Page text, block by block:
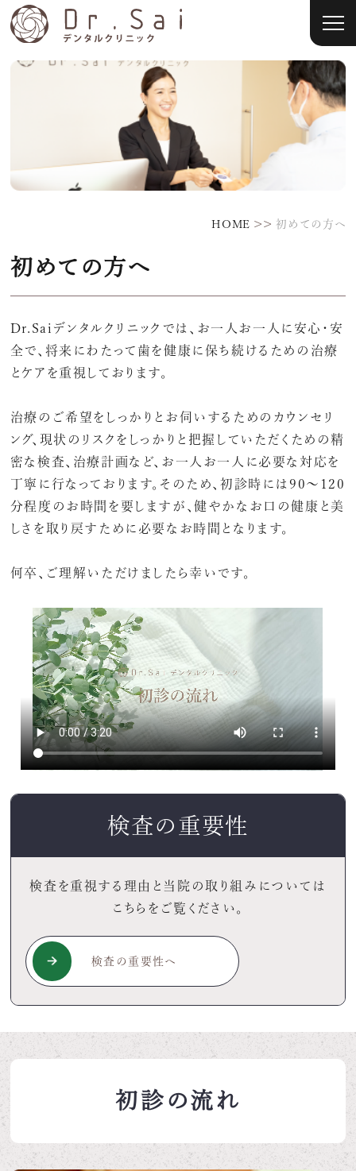
HOME >>初めての方へ
初めての方へ
Dr.Saiデンタルクリニックでは、お一人お一人に安心・安
全で、将来にわたって歯を健康に保ち続けるための治療
とケアを重視しております。
治療のご希望をしっかりとお伺いするためのカウンセリ
ング、現状のリスクをしっかりと把握していただくための精
密な検査、治療計画など、お一人お一人に必要な対応を
丁寧に行なっております。そのため、初診時には90〜120
分程度のお時間を要しますが、健やかなお口の健康と美
しさを取り戻すために必要なお時間となります。
何卒、ご理解いただけましたら幸いです。
検査の重要性
検査を重視する理由と当院の取り組みについては
こちらをご覧ください。
検査の重要性へ
初診の流れ